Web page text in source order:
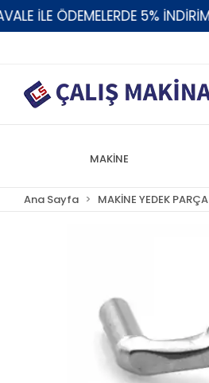
İLE ÖDEMELERDE 5% İNDİRİM
MAKİNE
Ana Sayfa MAKİNE YEDEK PARÇA